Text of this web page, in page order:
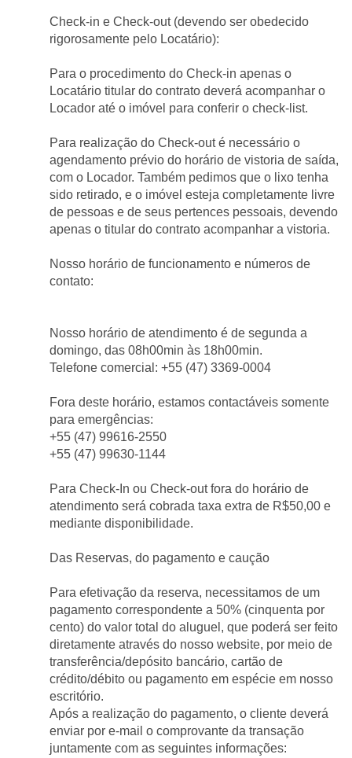
Check-in e Check-out (devendo ser obedecido
rigorosamente pelo Locatário):
Para o procedimento do Check-in apenas o
Locatário titular do contrato deverá acompanhar o
Locador até o imóvel para conferir o check-list.
Para realização do Check-out é necessário o
agendamento prévio do horário de vistoria de saída,
com o Locador. Também pedimos que o lixo tenha
sido retirado, e o imóvel esteja completamente livre
de pessoas e de seus pertences pessoais, devendo
apenas o titular do contrato acompanhar a vistoria.
Nosso horário de funcionamento e números de
contato:
Nosso horário de atendimento é de segunda a
domingo, das 08h00min às 18h00min.
Telefone comercial: +55 (47) 3369-0004
Fora deste horário, estamos contactáveis somente
para emergências:
+55 (47) 99616-2550
+55 (47) 99630-1144
Para Check-In ou Check-out fora do horário de
atendimento será cobrada taxa extra de R$50,00 e
mediante disponibilidade.
Das Reservas, do pagamento e caução
Para efetivação da reserva, necessitamos de um
pagamento correspondente a 50% (cinquenta por
cento) do valor total do aluguel, que poderá ser feito
diretamente através do nosso website, por meio de
transferência/depósito bancário, cartão de
crédito/débito ou pagamento em espécie em nosso
escritório.
Após a realização do pagamento, o cliente deverá
enviar por e-mail o comprovante da transação
juntamente com as seguintes informações: